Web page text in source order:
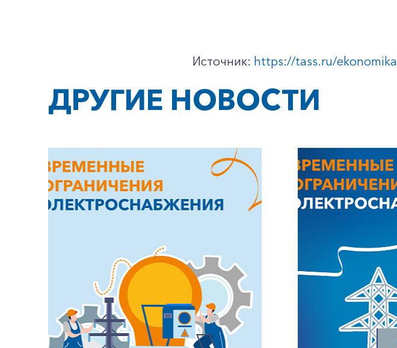
+7-800-700-24-57
Заказать обратный
Частным клиентам
Корпоративным
Источник: https://tass.ru/
ДРУГИЕ НОВОСТИ